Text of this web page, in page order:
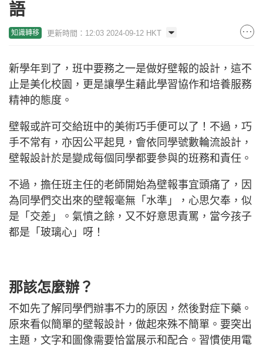
語
知識轉移 更新時間：12:03 2024-09-12 HKT
新學年到了，班中要務之一是做好壁報的設計，這不
止是美化校園，更是讓學生藉此學習協作和培養服務
精神的態度。
壁報或許可交給班中的美術巧手便可以了！不過，巧
手不常有，亦因公平起見，會依同學號數輪流設計，
壁報設計於是變成每個同學都要參與的班務和責任。
不過，擔任班主任的老師開始為壁報事宜頭痛了，因
為同學們交出來的壁報毫無「水準」，心思欠奉，似
是「交差」。氣憤之餘，又不好意思責罵，當今孩子
都是「玻璃心」呀！
那該怎麼辦？
不如先了解同學們辦事不力的原因，然後對症下藥。
原來看似簡單的壁報設計，做起來殊不簡單。要突出
主題，文字和圖像需要恰當展示和配合。習慣使用電